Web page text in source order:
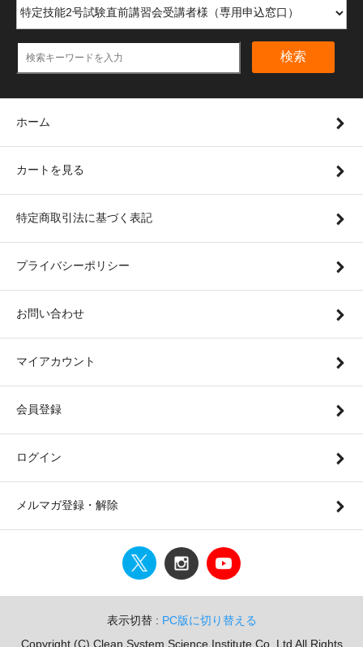
検索
ホーム
カートを見る
特定商取引法に基づく表記
プライバシーポリシー
お問い合わせ
マイアカウント
会員登録
ログイン
メルマガ登録・解除
表示切替 : PC版に切り替える
Copyright (C) Clean System Science Institute Co.,Ltd All Rights